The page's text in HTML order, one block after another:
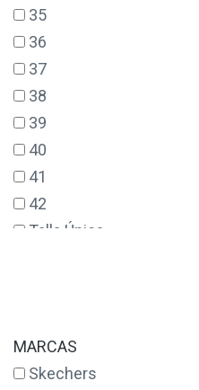
35
36
37
38
39
40
41
42
Talla Única
MARCAS
Skechers